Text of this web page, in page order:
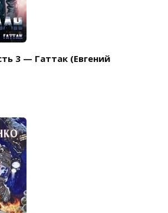
3 — Гаттак (Евгений